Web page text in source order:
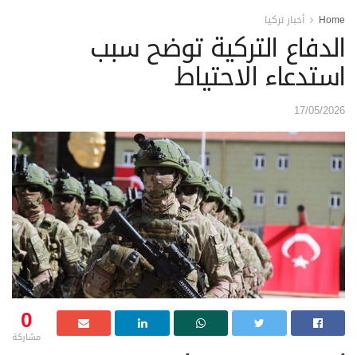
Home أخبار تركيا
الدفاع التركية توضح سبب
استدعاء الاحتياط
17/05/2026
0
مشاركة